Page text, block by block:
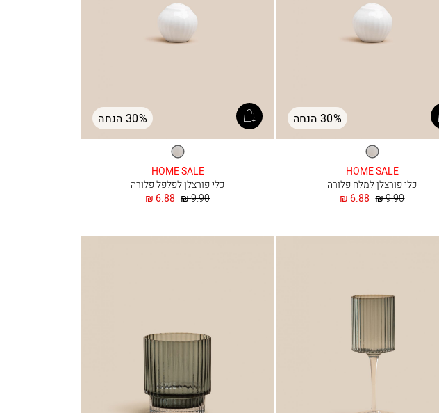
30% הנחה
לבן
HOME SALE
כלי פורצלן למלח פלורה
החל
6.88 ₪ מחיר
9.90 ₪
30% הנחה
לבן
HOME SALE
כלי פורצלן לפלפל פלורה
החל
6.88 ₪ מחיר
9.90 ₪